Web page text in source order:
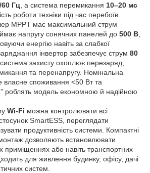
60 Гц , а система перемикання 10–20 мс
роботи техніки під час перебоїв.
MPPT має максимальний струм
напругу сонячних панелей до 500 В
енергію навіть за слабкої
інвертор забезпечує струм 80
система захисту охоплює перезаряд,
та перенапругу. Номінальна
власне споживання <50 Вт та
роблять модель економною й надійною
Wi-Fi можна контролювати всі
SmartESS, переглядати
продуктивність системи. Компактні
дозволяють встановлювати
приміщеннях або навіть транспортних
для живлення будинку, офісу, дачі
систем.